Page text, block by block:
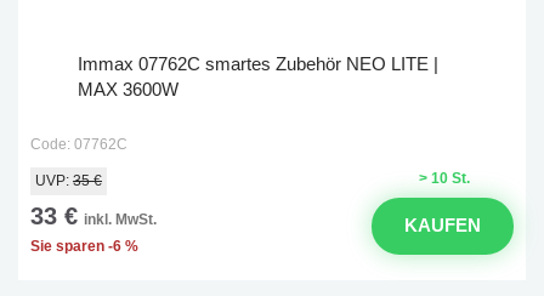
Immax 07762C smartes Zubehör NEO LITE |
MAX 3600W
Code: 07762C
> 10 St.
UVP: 35 €
33 € inkl. MwSt.
Sie sparen -6 %
KAUFEN